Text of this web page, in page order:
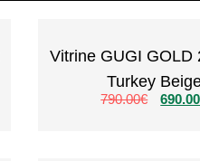
Vitrine GUGI GOLD
Turkey
790.00€ 690.00